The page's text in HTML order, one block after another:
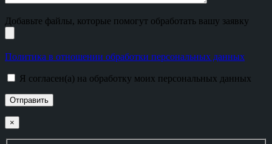
Добавьте файлы, которые помогут обработать вашу заявку
Политика в отношении обработки персональных данных
Я согласен(а) на обработку моих персональных данных
×